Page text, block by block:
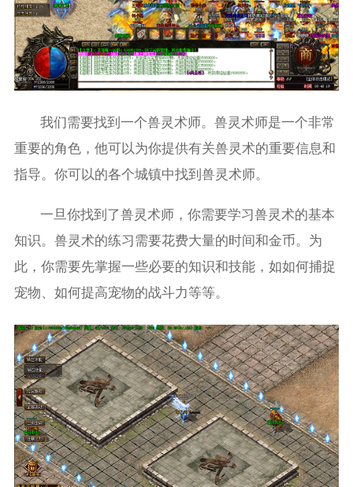
我们需要找到一个兽灵术师。兽灵术师是一个非常
重要的角色，他可以为你提供有关兽灵术的重要信息和
指导。你可以的各个城镇中找到兽灵术师。
一旦你找到了兽灵术师，你需要学习兽灵术的基本
知识。兽灵术的练习需要花费大量的时间和金币。为
此，你需要先掌握一些必要的知识和技能，如如何捕捉
宠物、如何提高宠物的战斗力等等。